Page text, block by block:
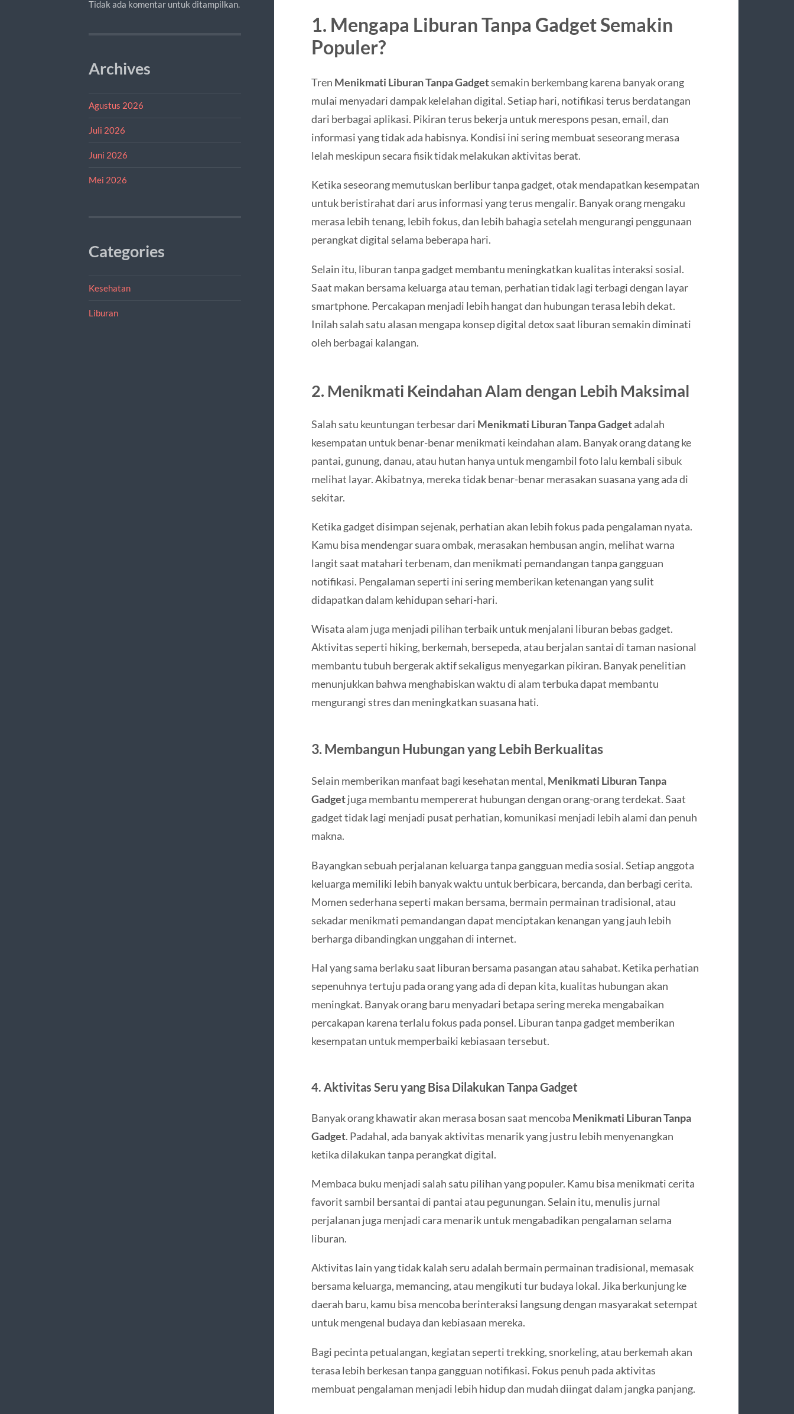
Tidak ada komentar untuk ditampilkan.
Archives
Agustus 2026
Juli 2026
Juni 2026
Mei 2026
Categories
Kesehatan
Liburan
1. Mengapa Liburan Tanpa Gadget Semakin
Populer?
Tren Menikmati Liburan Tanpa Gadgetsemakin berkembang karena banyak orang
mulai menyadari dampak kelelahan digital. Setiap hari, notifikasi terus berdatangan
dari berbagai aplikasi. Pikiran terus bekerja untuk merespons pesan, email, dan
informasi yang tidak ada habisnya. Kondisi ini sering membuat seseorang merasa
lelah meskipun secara fisik tidak melakukan aktivitas berat.
Ketika seseorang memutuskan berlibur tanpa gadget, otak mendapatkan kesempatan
untuk beristirahat dari arus informasi yang terus mengalir. Banyak orang mengaku
merasa lebih tenang, lebih fokus, dan lebih bahagia setelah mengurangi penggunaan
perangkat digital selama beberapa hari.
Selain itu, liburan tanpa gadget membantu meningkatkan kualitas interaksi sosial.
Saat makan bersama keluarga atau teman, perhatian tidak lagi terbagi dengan layar
smartphone. Percakapan menjadi lebih hangat dan hubungan terasa lebih dekat.
Inilah salah satu alasan mengapa konsep digital detox saat liburan semakin diminati
oleh berbagai kalangan.
2. Menikmati Keindahan Alam dengan Lebih Maksimal
Salah satu keuntungan terbesar dari Menikmati Liburan Tanpa Gadgetadalah
kesempatan untuk benar-benar menikmati keindahan alam. Banyak orang datang ke
pantai, gunung, danau, atau hutan hanya untuk mengambil foto lalu kembali sibuk
melihat layar. Akibatnya, mereka tidak benar-benar merasakan suasana yang ada di
sekitar.
Ketika gadget disimpan sejenak, perhatian akan lebih fokus pada pengalaman nyata.
Kamu bisa mendengar suara ombak, merasakan hembusan angin, melihat warna
langit saat matahari terbenam, dan menikmati pemandangan tanpa gangguan
notifikasi. Pengalaman seperti ini sering memberikan ketenangan yang sulit
didapatkan dalam kehidupan sehari-hari.
Wisata alam juga menjadi pilihan terbaik untuk menjalani liburan bebas gadget.
Aktivitas seperti hiking, berkemah, bersepeda, atau berjalan santai di taman nasional
membantu tubuh bergerak aktif sekaligus menyegarkan pikiran. Banyak penelitian
menunjukkan bahwa menghabiskan waktu di alam terbuka dapat membantu
mengurangi stres dan meningkatkan suasana hati.
3. Membangun Hubungan yang Lebih Berkualitas
Selain memberikan manfaat bagi kesehatan mental, Menikmati Liburan Tanpa
Gadgetjuga membantu mempererat hubungan dengan orang-orang terdekat. Saat
gadget tidak lagi menjadi pusat perhatian, komunikasi menjadi lebih alami dan penuh
makna.
Bayangkan sebuah perjalanan keluarga tanpa gangguan media sosial. Setiap anggota
keluarga memiliki lebih banyak waktu untuk berbicara, bercanda, dan berbagi cerita.
Momen sederhana seperti makan bersama, bermain permainan tradisional, atau
sekadar menikmati pemandangan dapat menciptakan kenangan yang jauh lebih
berharga dibandingkan unggahan di internet.
Hal yang sama berlaku saat liburan bersama pasangan atau sahabat. Ketika perhatian
sepenuhnya tertuju pada orang yang ada di depan kita, kualitas hubungan akan
meningkat. Banyak orang baru menyadari betapa sering mereka mengabaikan
percakapan karena terlalu fokus pada ponsel. Liburan tanpa gadget memberikan
kesempatan untuk memperbaiki kebiasaan tersebut.
4. Aktivitas Seru yang Bisa Dilakukan Tanpa Gadget
Banyak orang khawatir akan merasa bosan saat mencoba Menikmati Liburan Tanpa
Gadget. Padahal, ada banyak aktivitas menarik yang justru lebih menyenangkan
ketika dilakukan tanpa perangkat digital.
Membaca buku menjadi salah satu pilihan yang populer. Kamu bisa menikmati cerita
favorit sambil bersantai di pantai atau pegunungan. Selain itu, menulis jurnal
perjalanan juga menjadi cara menarik untuk mengabadikan pengalaman selama
liburan.
Aktivitas lain yang tidak kalah seru adalah bermain permainan tradisional, memasak
bersama keluarga, memancing, atau mengikuti tur budaya lokal. Jika berkunjung ke
daerah baru, kamu bisa mencoba berinteraksi langsung dengan masyarakat setempat
untuk mengenal budaya dan kebiasaan mereka.
Bagi pecinta petualangan, kegiatan seperti trekking, snorkeling, atau berkemah akan
terasa lebih berkesan tanpa gangguan notifikasi. Fokus penuh pada aktivitas
membuat pengalaman menjadi lebih hidup dan mudah diingat dalam jangka panjang.